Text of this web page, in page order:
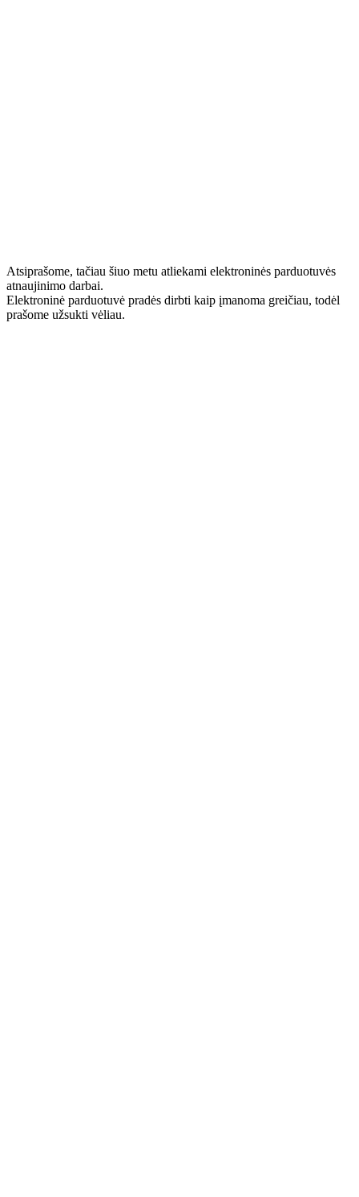
Atsiprašome, tačiau šiuo metu atliekami elektroninės parduotuvės
atnaujinimo darbai.
Elektroninė parduotuvė pradės dirbti kaip įmanoma greičiau, todėl
prašome užsukti vėliau.